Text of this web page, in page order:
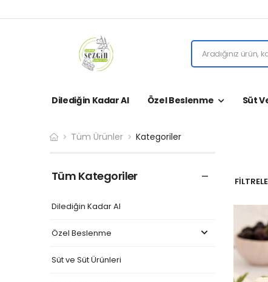
Dilediğin Kadar Al Özel Beslenme Süt
Tüm Ürünler Kategoriler
Tüm Kategoriler
Dilediğin Kadar Al
Özel Beslenme
Süt ve Süt Ürünleri